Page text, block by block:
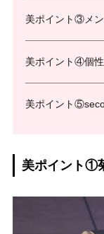
美ポイント③メン
美ポイント④個性
美ポイント
美ポイント①